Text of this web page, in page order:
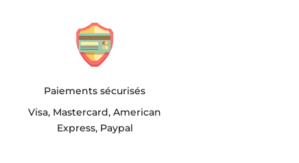
Paiements sécurisés
Visa, Mastercard, American
Express, Paypal